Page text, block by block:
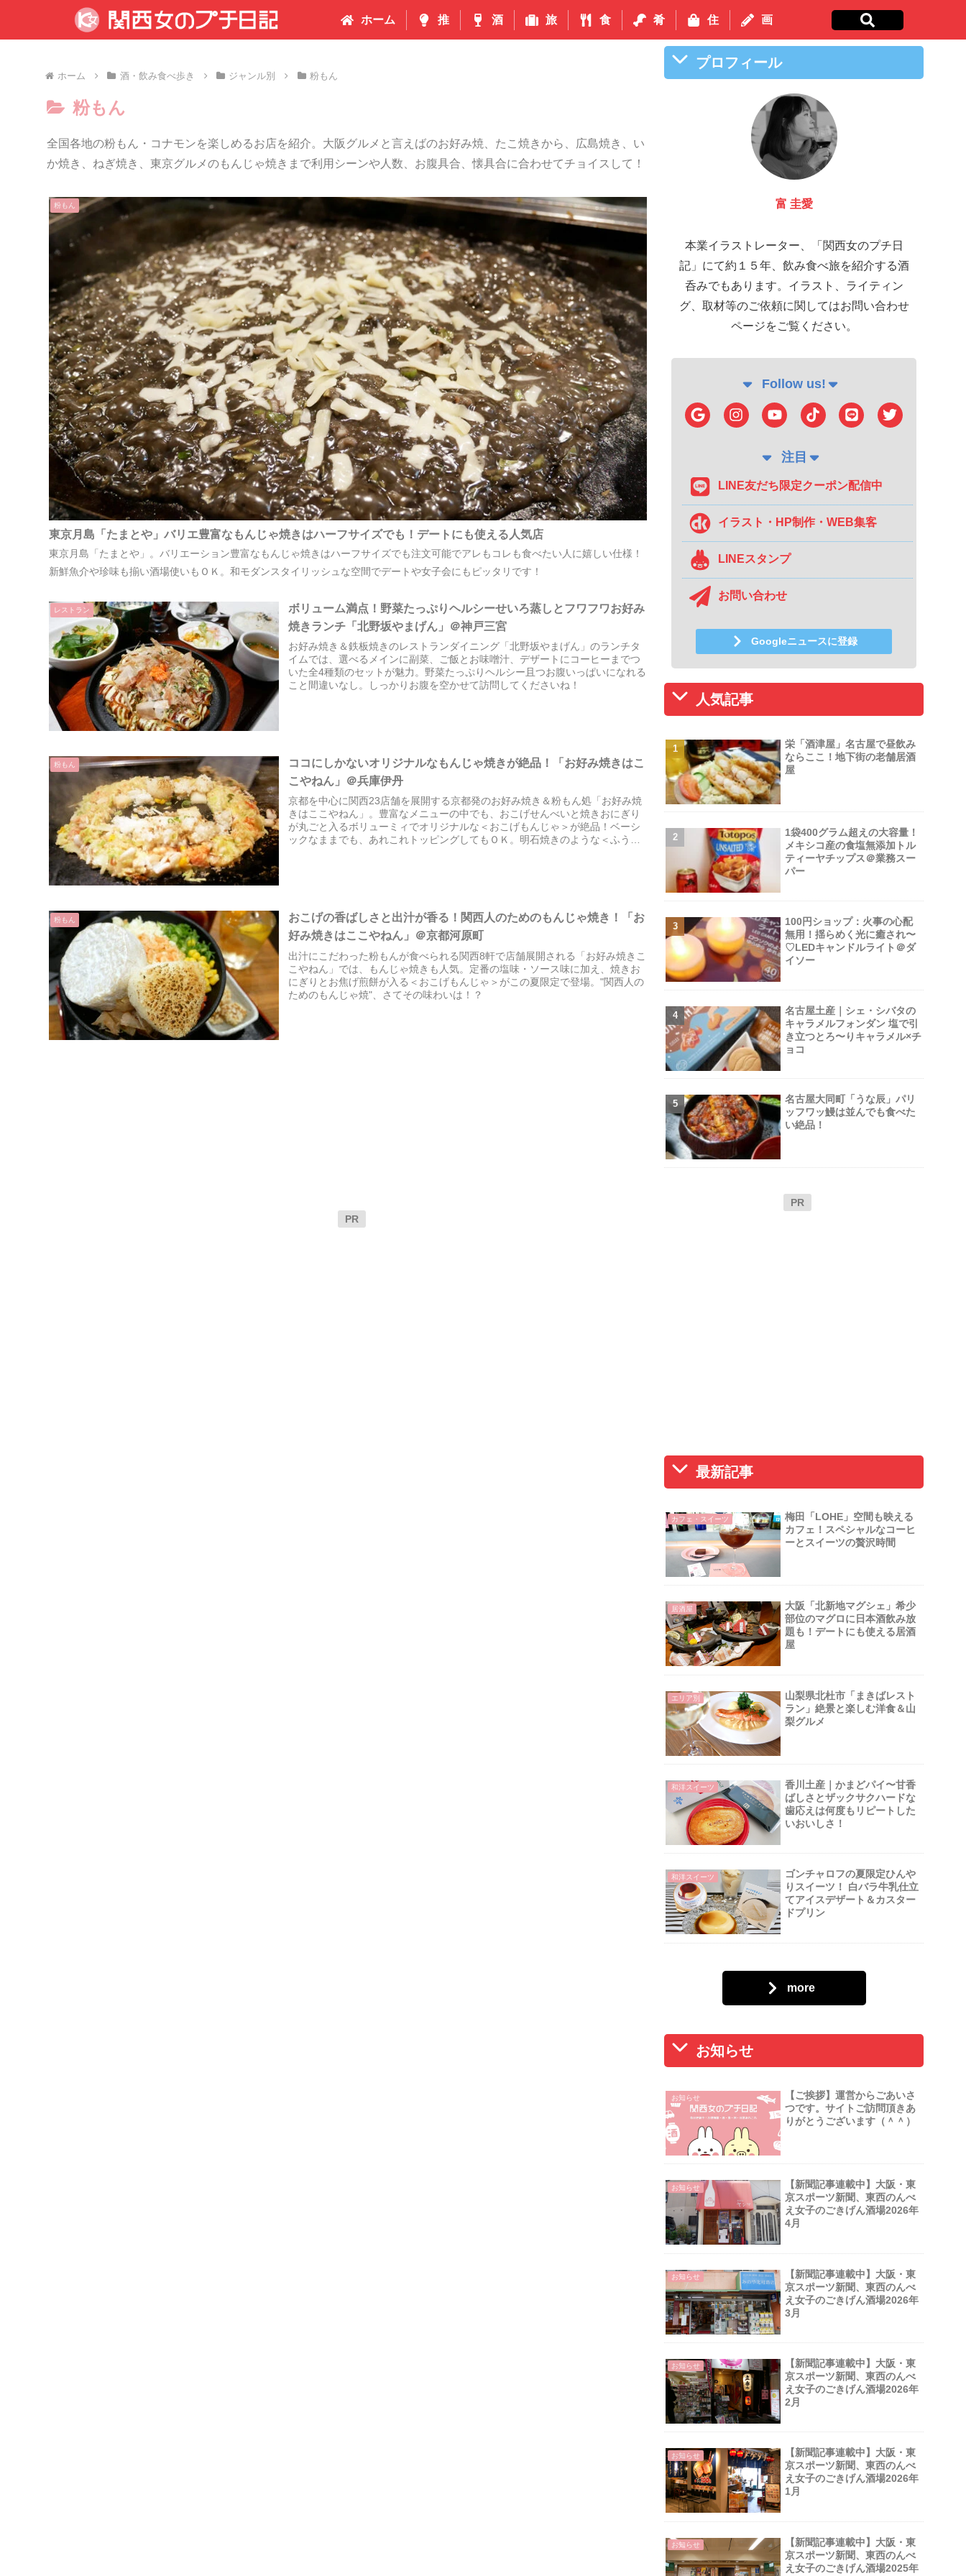
ホーム 推 酒 旅 食 肴 住 画
ホーム 酒・飲み食べ歩き ジャンル別 粉もん
粉もん
全国各地の粉もん・コナモンを楽しめるお店を紹介。大阪グルメと言えばのお好み焼、たこ焼きから、広島焼き、い
か焼き、ねぎ焼き、東京グルメのもんじゃ焼きまで利用シーンや人数、お腹具合、懐具合に合わせてチョイスして！
粉もん
東京月島「たまとや」バリエ豊富なもんじゃ焼きはハーフサイズでも！デートにも使える人気店
東京月島「たまとや」。バリエーション豊富なもんじゃ焼きはハーフサイズでも注文可能でアレもコレも食べたい人に嬉しい仕様！
新鮮魚介や珍味も揃い酒場使いもＯＫ。和モダンスタイリッシュな空間でデートや女子会にもピッタリです！
レストラン
ボリューム満点！野菜たっぷりヘルシーせいろ蒸しとフワフワお好み
焼きランチ「北野坂やまげん」＠神戸三宮
お好み焼き＆鉄板焼きのレストランダイニング「北野坂やまげん」のランチタ
イムでは、選べるメインに副菜、ご飯とお味噌汁、デザートにコーヒーまでつ
いた全4種類のセットが魅力。野菜たっぷりヘルシー且つお腹いっぱいになれる
こと間違いなし。しっかりお腹を空かせて訪問してくださいね！
粉もん
ココにしかないオリジナルなもんじゃ焼きが絶品！「お好み焼きはこ
こやねん」＠兵庫伊丹
京都を中心に関西23店舗を展開する京都発のお好み焼き＆粉もん処「お好み焼
きはここやねん」。豊富なメニューの中でも、おこげせんべいと焼きおにぎり
が丸ごと入るボリューミィでオリジナルな＜おこげもんじゃ＞が絶品！ベーシ
ックなままでも、あれこれトッピングしてもＯＫ。明石焼きのような＜ふうわ
粉もん
おこげの香ばしさと出汁が香る！関西人のためのもんじゃ焼き！「お
好み焼きはここやねん」＠京都河原町
出汁にこだわった粉もんが食べられる関西8軒で店舗展開される「お好み焼きこ
こやねん」では、もんじゃ焼きも人気。定番の塩味・ソース味に加え、焼きお
にぎりとお焦げ煎餅が入る＜おこげもんじゃ＞がこの夏限定で登場。"関西人の
ためのもんじゃ焼"、さてその味わいは！？
PR
プロフィール
サッちゃん
本業イラストレーター、「関西女のプチ日
記」にて約１５年、飲み食べ旅を紹介する酒
呑みでもあります。イラスト、ライティン
グ、取材等のご依頼に関してはお問い合わせ
ページをご覧ください。
Follow us!
注目
LINE友だち限定クーポン配信中
イラスト・HP制作・WEB集客
LINEスタンプ
お問い合わせ
Googleニュースに登録
人気記事
栄「酒津屋」名古屋で昼飲み
ならここ！地下街の老舗居酒
屋
1袋400グラム超えの大容量！
メキシコ産の食塩無添加トル
ティーヤチップス＠業務スー
パー
100円ショップ：火事の心配
無用！揺らめく光に癒され〜
♡LEDキャンドルライト＠ダ
イソー
名古屋土産｜シェ・シバタの
キャラメルフォンダン 塩で引
き立つとろ〜りキャラメル×チ
ョコ
名古屋大同町「うな辰」パリ
ッフワッ鰻は並んでも食べた
い絶品！
PR
最新記事
カフェ・スイーツ
梅田「LOHE」空間も映える
カフェ！スペシャルなコーヒ
ーとスイーツの贅沢時間
居酒屋
大阪「北新地マグシェ」希少
部位のマグロに日本酒飲み放
題も！デートにも使える居酒
屋
エリア別
山梨県北杜市「まきばレスト
ラン」絶景と楽しむ洋食＆山
梨グルメ
和洋スイーツ
香川土産｜かまどパイ〜甘香
ばしさとザックサクハードな
歯応えは何度もリピートした
いおいしさ！
和洋スイーツ
ゴンチャロフの夏限定ひんや
りスイーツ！ 白バラ牛乳仕立
てアイスデザート＆カスター
ドプリン
more
お知らせ
お知らせ
【ご挨拶】運営からごあいさ
つです。サイトご訪問頂きあ
りがとうございます（＾＾）
お知らせ
【新聞記事連載中】大阪・東
京スポーツ新聞、東西のんべ
え女子のごきげん酒場2026年
4月
お知らせ
【新聞記事連載中】大阪・東
京スポーツ新聞、東西のんべ
え女子のごきげん酒場2026年
3月
お知らせ
【新聞記事連載中】大阪・東
京スポーツ新聞、東西のんべ
え女子のごきげん酒場2026年
2月
お知らせ
【新聞記事連載中】大阪・東
京スポーツ新聞、東西のんべ
え女子のごきげん酒場2026年
1月
お知らせ
【新聞記事連載中】大阪・東
京スポーツ新聞、東西のんべ
え女子のごきげん酒場2025年